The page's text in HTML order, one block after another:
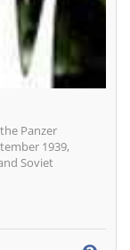
Panzer
1939,
Soviet